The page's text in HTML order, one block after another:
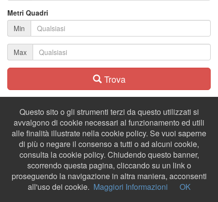
Metri Quadri
Min
Max
Trova
Questo sito o gli strumenti terzi da questo utilizzati si
avvalgono di cookie necessari al funzionamento ed utili
alle finalità illustrate nella cookie policy. Se vuoi saperne
di più o negare il consenso a tutti o ad alcuni cookie,
consulta la cookie policy. Chiudendo questo banner,
scorrendo questa pagina, cliccando su un link o
proseguendo la navigazione in altra maniera, acconsenti
all'uso dei cookie. Maggiori Informazioni OK